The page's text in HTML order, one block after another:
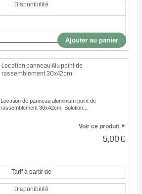
Disponibilité
Ajouter au panier
Location panneau Alu point de
rassemblement 30x42cm
Location de panneau aluminium point de
rassemblement 30x42cm. Solution...
Voir ce produit
5,00 €
Tarif à partir de
Disponibilité